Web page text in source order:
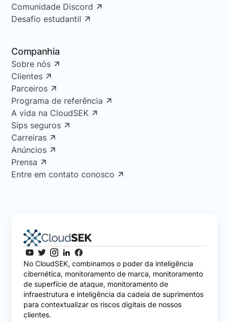
Comunidade Discord
Desafio estudantil
Companhia
Sobre nós
Clientes
Parceiros
Programa de referência
A vida na CloudSEK
Sips seguros
Carreiras
Anúncios
Prensa
Entre em contato conosco
No CloudSEK, combinamos o poder da inteligência
cibernética, monitoramento de marca, monitoramento
de superfície de ataque, monitoramento de
infraestrutura e inteligência da cadeia de suprimentos
para contextualizar os riscos digitais de nossos
clientes.